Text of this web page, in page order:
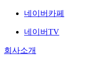
네이버카페
네이버TV
회사소개